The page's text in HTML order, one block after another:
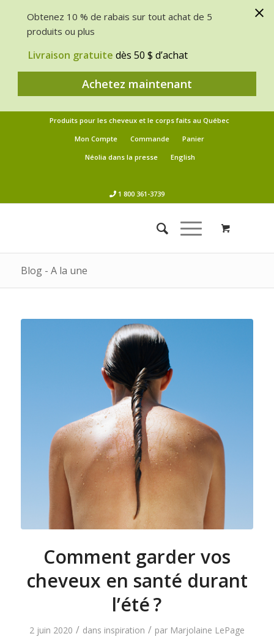
Obtenez 10 % de rabais sur tout achat de 5
produits ou plus
Livraison gratuite dès 50 $ d’achat
Achetez maintenant
Produits pour les cheveux et le corps faits au Québec
Mon Compte
Commande
Panier
Néolia dans la presse
English
1 800 361-3739
Blog - A la une
Comment garder vos
cheveux en santé durant
l’été ?
2 juin 2020 / dans inspiration / par Marjolaine LePage